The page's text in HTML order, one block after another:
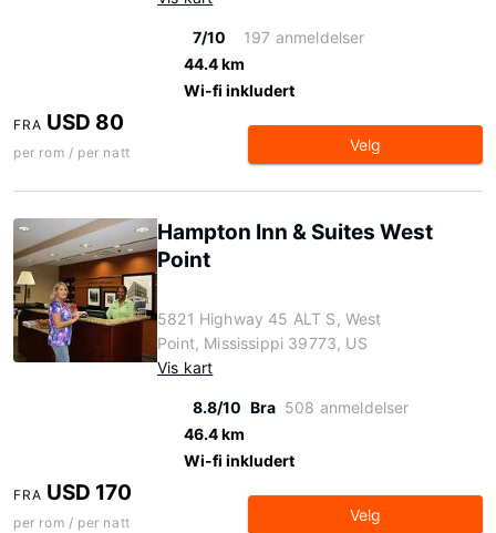
7/10
197 anmeldelser
44.4 km
Wi-fi inkludert
FRA USD 80
per rom / per natt Velg
Hampton Inn & Suites West
Point
5821 Highway 45 ALT S, West
Point, Mississippi 39773, US
Vis kart
8.8/10 Bra 508 anmeldelser
46.4 km
Wi-fi inkludert
FRA USD 170
per rom / per natt Velg